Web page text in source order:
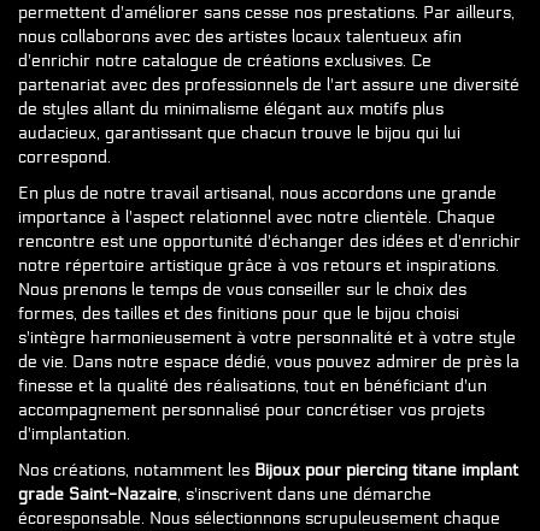
permettent d'améliorer sans cesse nos prestations. Par ailleurs,
nous collaborons avec des artistes locaux talentueux afin
d'enrichir notre catalogue de créations exclusives. Ce
partenariat avec des professionnels de l'art assure une diversité
de styles allant du minimalisme élégant aux motifs plus
audacieux, garantissant que chacun trouve le bijou qui lui
correspond.
En plus de notre travail artisanal, nous accordons une grande
importance à l'aspect relationnel avec notre clientèle. Chaque
rencontre est une opportunité d'échanger des idées et d'enrichir
notre répertoire artistique grâce à vos retours et inspirations.
Nous prenons le temps de vous conseiller sur le choix des
formes, des tailles et des finitions pour que le bijou choisi
s'intègre harmonieusement à votre personnalité et à votre style
de vie. Dans notre espace dédié, vous pouvez admirer de près la
finesse et la qualité des réalisations, tout en bénéficiant d'un
accompagnement personnalisé pour concrétiser vos projets
d'implantation.
Nos créations, notamment les Bijoux pour piercing titane implant
grade Saint-Nazaire, s'inscrivent dans une démarche
écoresponsable. Nous sélectionnons scrupuleusement chaque